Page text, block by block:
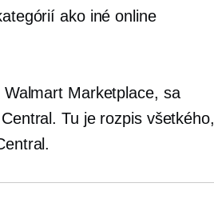
ako iné online
Marketplace, sa
Tu je rozpis všetkého,